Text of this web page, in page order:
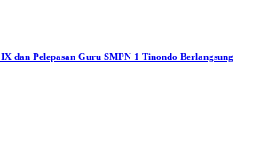
dan Pelepasan Guru SMPN 1 Tinondo Berlangsung